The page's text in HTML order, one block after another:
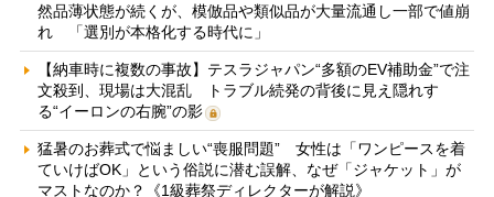
然品薄状態が続くが、模倣品や類似品が大量流通し一部で値崩
れ 「選別が本格化する時代に」
【納車時に複数の事故】テスラジャパン“多額のEV補助金”で注
文殺到、現場は大混乱 トラブル続発の背後に見え隠れす
る“イーロンの右腕”の影
猛暑のお葬式で悩ましい“喪服問題” 女性は「ワンピースを着
ていけばOK」という俗説に潜む誤解、なぜ「ジャケット」が
マストなのか？《1級葬祭ディレクターが解説》